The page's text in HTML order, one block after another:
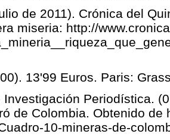
de 2011). Crónica del
miseria: http://
13'99 Euros. Paris:
Investigación Periodística.
de Colombia. Obtenido de
10-mineras-de-